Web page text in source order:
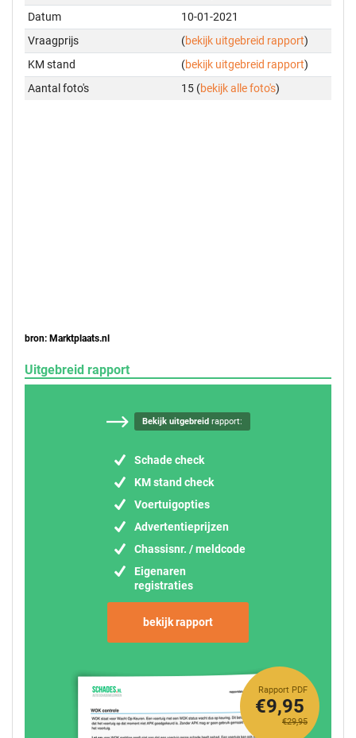
Datum
10-01-2021
Vraagprijs
(bekijk uitgebreid rapport)
KM stand
(bekijk uitgebreid rapport)
Aantal foto's
15 (bekijk alle foto's)
bron: Marktplaats.nl
Uitgebreid rapport
Bekijk uitgebreidrapport:
Schade check
KM stand check
Voertuigopties
Advertentieprijzen
Chassisnr. / meldcode
Eigenaren
registraties
bekijk rapport
Rapport PDF
€29,95
€9,95